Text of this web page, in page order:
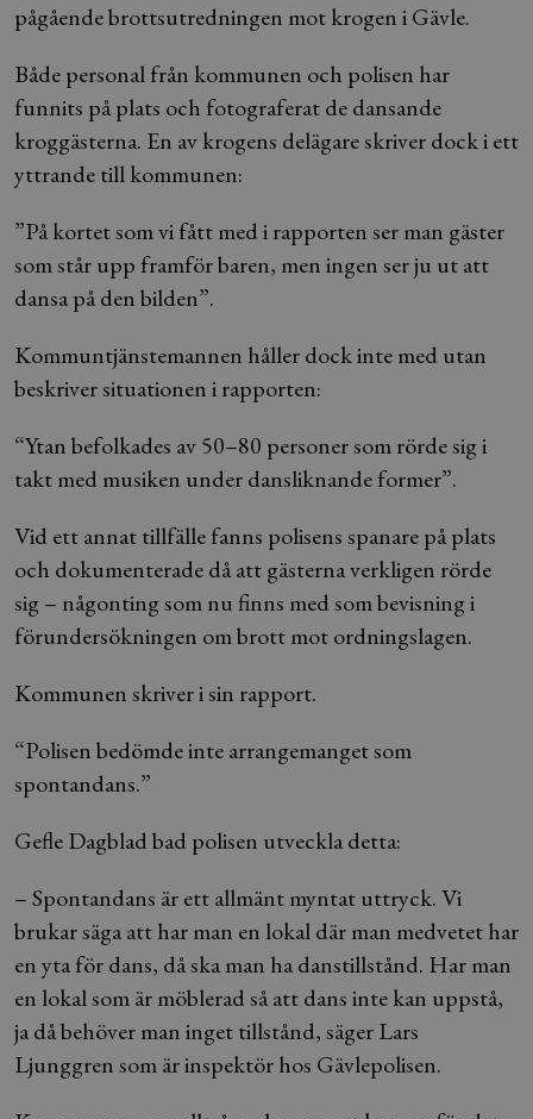
pågående brottsutredningen mot krogen i Gävle.
Både personal från kommunen och polisen har
funnits på plats och fotograferat de dansande
kroggästerna. En av krogens delägare skriver dock i ett
yttrande till kommunen:
”På kortet som vi fått med i rapporten ser man gäster
som står upp framför baren, men ingen ser ju ut att
dansa på den bilden”.
Kommuntjänstemannen håller dock inte med utan
beskriver situationen i rapporten:
“Ytan befolkades av 50–80 personer som rörde sig i
takt med musiken under dansliknande former”.
Vid ett annat tillfälle fanns polisens spanare på plats
och dokumenterade då att gästerna verkligen rörde
sig – någonting som nu finns med som bevisning i
förundersökningen om brott mot ordningslagen.
Kommunen skriver i sin rapport.
“Polisen bedömde inte arrangemanget som
spontandans.”
Gefle Dagblad bad polisen utveckla detta:
– Spontandans är ett allmänt myntat uttryck. Vi
brukar säga att har man en lokal där man medvetet har
en yta för dans, då ska man ha danstillstånd. Har man
en lokal som är möblerad så att dans inte kan uppstå,
ja då behöver man inget tillstånd, säger Lars
Ljunggren som är inspektör hos Gävlepolisen.